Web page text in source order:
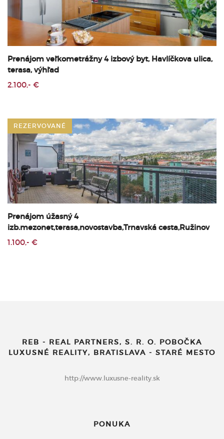
Prenájom veľkometrážny 4 izbový byt, Havlíčkova ulica,
terasa, výhľad
2.100,- €
REZERVOVANÉ
Prenájom úžasný 4
izb.mezonet,terasa,novostavba,Trnavská cesta,Ružinov
1.100,- €
REB - REAL PARTNERS, S. R. O. POBOČKA
LUXUSNÉ REALITY, BRATISLAVA - STARÉ MESTO
http://www.luxusne-reality.sk
PONUKA